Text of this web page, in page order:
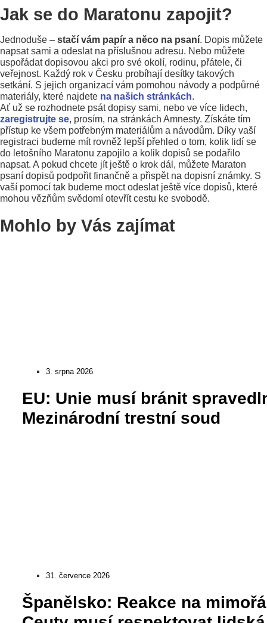
Jak se do Maratonu zapojit?
Jednoduše – stačí vám papír a něco na psaní. Dopis můžete
napsat sami a odeslat na příslušnou adresu. Nebo můžete
uspořádat dopisovou akci pro své okolí, rodinu, přátele, či
veřejnost. Každý rok v Česku probíhají desítky takových
setkání. S jejich organizací vám pomohou návody a podpůrné
materiály, které najdete na našich stránkách.
Ať už se rozhodnete psát dopisy sami, nebo ve více lidech,
zaregistrujte se, prosím, na stránkách Amnesty. Získáte tím
přístup ke všem potřebným materiálům a návodům. Díky vaší
registraci budeme mít rovněž lepší přehled o tom, kolik lidí se
do letošního Maratonu zapojilo a kolik dopisů se podařilo
napsat. A pokud chcete jít ještě o krok dál, můžete Maraton
psaní dopisů podpořit finančně a přispět na dopisní známky. S
vaší pomocí tak budeme moct odeslat ještě více dopisů, které
mohou vězňům svědomí otevřít cestu ke svobodě.
Mohlo by Vás zajímat
3. srpna 2026
EU: Unie musí bránit
Mezinárodní trestní soud
31. července 2026
Španělsko: Reakce na